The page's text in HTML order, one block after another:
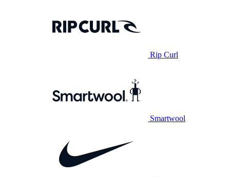
Rip Curl
Smartwool